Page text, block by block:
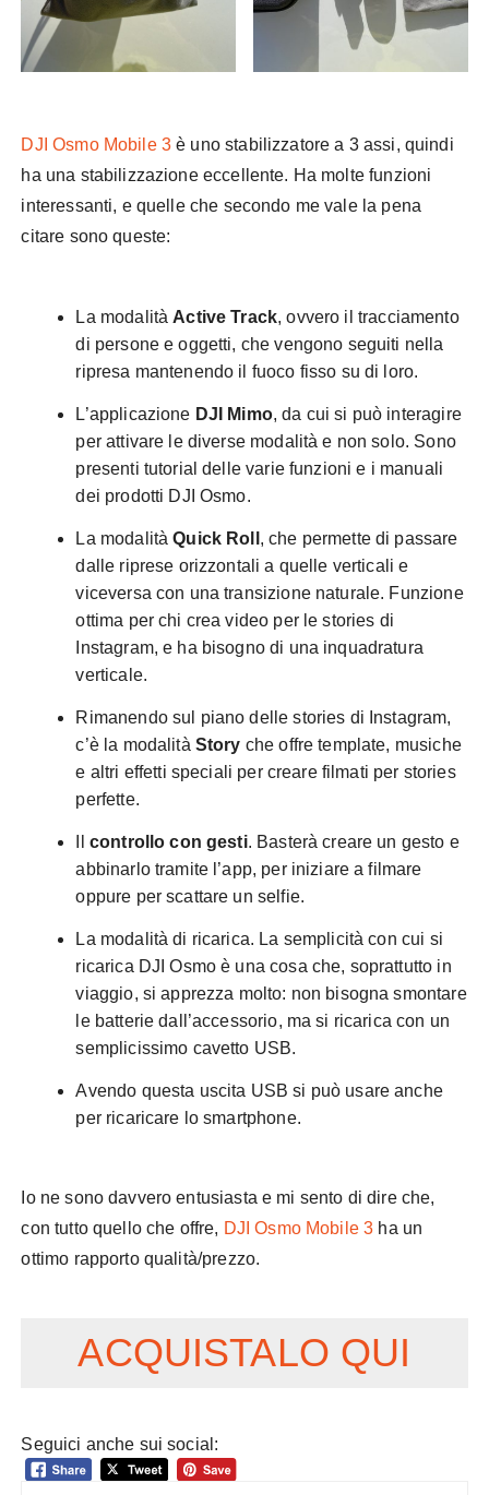
DJI Osmo Mobile 3 è uno stabilizzatore a 3 assi, quindi
ha una stabilizzazione eccellente. Ha molte funzioni
interessanti, e quelle che secondo me vale la pena
citare sono queste:
La modalità Active Track, ovvero il tracciamento
di persone e oggetti, che vengono seguiti nella
ripresa mantenendo il fuoco fisso su di loro.
L’applicazione DJI Mimo, da cui si può interagire
per attivare le diverse modalità e non solo. Sono
presenti tutorial delle varie funzioni e i manuali
dei prodotti DJI Osmo.
La modalitàQuick Roll , che permette di passare
dalle riprese orizzontali a quelle verticali e
viceversa con una transizione naturale. Funzione
ottima per chi crea video per le stories di
Instagram, e ha bisogno di una inquadratura
verticale.
Rimanendo sul piano delle stories di Instagram,
c’è la modalità Story che offre template, musiche
e altri effetti speciali per creare filmati per stories
perfette.
controllo con gesti. Basterà creare un gesto e
abbinarlo tramite l’app, per iniziare a filmare
oppure per scattare un selfie.
La modalità di ricarica. La semplicità con cui si
ricarica DJI Osmo è una cosa che, soprattutto in
viaggio, si apprezza molto: non bisogna smontare
le batterie dall’accessorio, ma si ricarica con un
semplicissimo cavetto USB.
Avendo questa uscita USB si può usare anche
per ricaricare lo smartphone.
Io ne sono davvero entusiasta e mi sento di dire che,
con tutto quello che offre, DJI Osmo Mobile 3 ha un
ottimo rapporto qualità/prezzo.
ACQUISTALO QUI
Seguici anche sui social: